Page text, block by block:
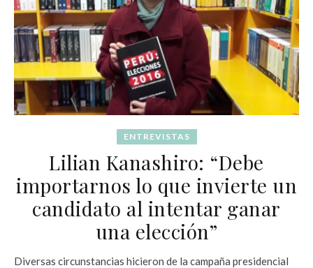
ENTREVISTAS
Lilian Kanashiro: “Debe
importarnos lo que invierte un
candidato al intentar ganar
una elección”
Diversas circunstancias hicieron de la campaña presidencial